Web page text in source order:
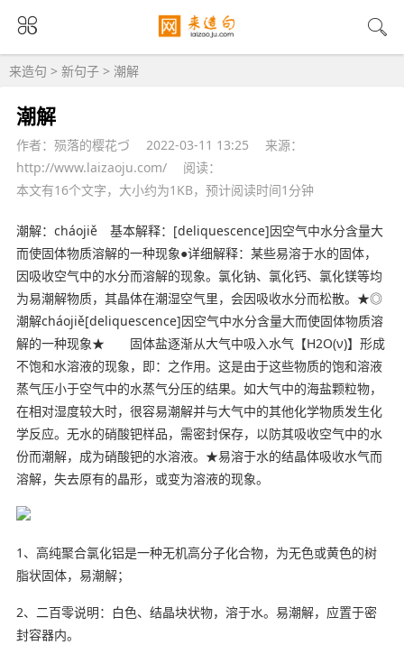
来造句 > 新句子 > 潮解
潮解
作者：殒落的樱花づ 2022-03-11 13:25
来源：
http://www.laizaoju.com/
阅读：
本文有16个文字，大小约为1KB，预计阅读时间1分钟
潮解：cháojiě 基本解释：[deliquescence]因空气中水分含量大
而使固体物质溶解的一种现象●详细解释：某些易溶于水的固体，
因吸收空气中的水分而溶解的现象。氯化钠、氯化钙、氯化镁等均
为易潮解物质，其晶体在潮湿空气里，会因吸收水分而松散。★◎
潮解cháojiě[deliquescence]因空气中水分含量大而使固体物质溶
解的一种现象★ 固体盐逐渐从大气中吸入水气【H2O(ν)】形成
不饱和水溶液的现象，即：之作用。 这是由于这些物质的饱和溶液
蒸气压小于空气中的水蒸气分压的结果。如大气中的海盐颗粒物，
在相对湿度较大时，很容易潮解并与大气中的其他化学物质发生化
学反应。无水的硝酸钯样品，需密封保存，以防其吸收空气中的水
份而潮解，成为硝酸钯的水溶液。★易溶于水的结晶体吸收水气而
溶解， 失去原有的晶形，或变为溶液的现象。
1、高纯聚合氯化铝是一种无机高分子化合物，为无色或黄色的树
脂状固体，易潮解；
2、二百零说明：白色、结晶块状物，溶于水。易潮解，应置于密
封容器内。